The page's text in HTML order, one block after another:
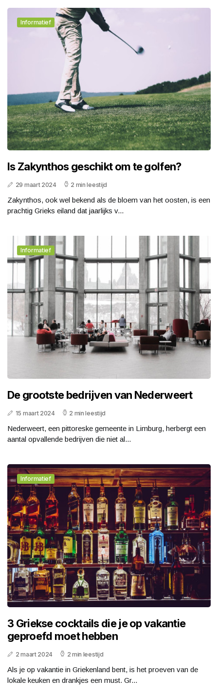
Informatief
Is Zakynthos geschikt om te golfen?
29 maart 2024 2 min leestijd
Zakynthos, ook wel bekend als de bloem van het oosten, is een
prachtig Grieks eiland dat jaarlijks v...
Informatief
De grootste bedrijven van Nederweert
15 maart 2024 2 min leestijd
Nederweert, een pittoreske gemeente in Limburg, herbergt een
aantal opvallende bedrijven die niet al...
Informatief
3 Griekse cocktails die je op vakantie
geproefd moet hebben
2 maart 2024 2 min leestijd
Als je op vakantie in Griekenland bent, is het proeven van de
lokale keuken en drankjes een must. Gr...